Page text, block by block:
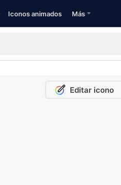
Iconos animados Más
Editar icono